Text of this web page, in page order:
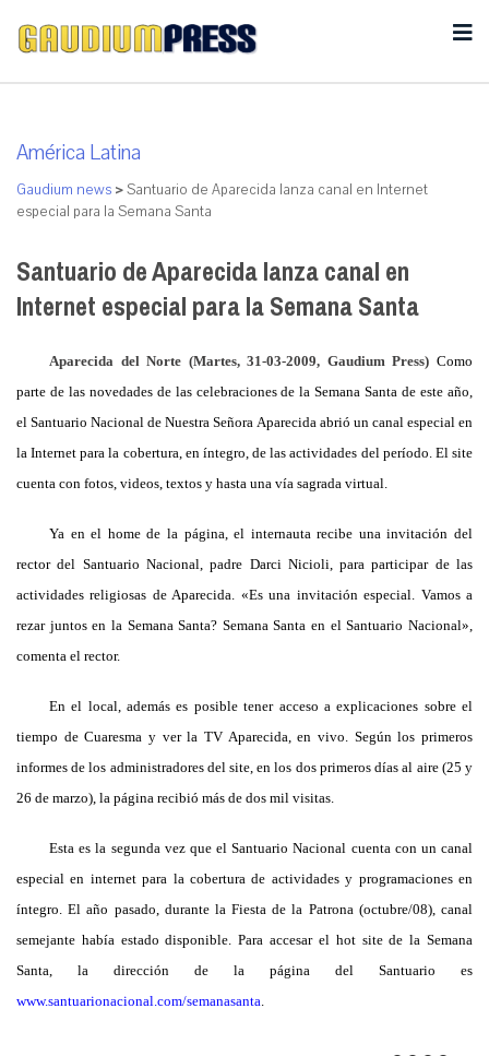
América Latina
Gaudium news >Santuario de Aparecida lanza canal en Internet
especial para la Semana Santa
Santuario de Aparecida lanza canal en
Internet especial para la Semana Santa
Aparecida del Norte (Martes, 31-03-2009, Gaudium Press) Como
parte de las novedades de las celebraciones dela Semana Santa de este año,
el Santuario Nacional de Nuestra Señora Aparecida abrió un canal especial en
la Internet para la cobertura, en íntegro, de las actividades del período. El site
cuenta con fotos, videos, textos y hasta una vía sagrada virtual.
Ya en el home de la página, el internauta recibe una invitación del
rector del Santuario Nacional, padre Darci Nicioli, para participar de las
actividades religiosas de Aparecida. «Es una invitación especial. Vamos a
rezar juntos en la Semana Santa? Semana Santa en el Santuario Nacional»,
comenta el rector.
En el local, además es posible tener acceso a explicaciones sobre el
tiempo de Cuaresma y verla TV Aparecida, en vivo. Según los primeros
informes de los administradores del site, en los dos primeros días al aire (25 y
26 de marzo), la página recibió más de dos mil visitas.
Esta es la segunda vez que el Santuario Nacional cuenta con un canal
especial en internet para la cobertura de actividades y programaciones en
íntegro. El año pasado, durante la Fiesta dela Patrona(octubre/08), canal
semejante había estado disponible. Para accesar el hot site dela Semana
Santa, la dirección de la página del Santuario es
www.santuarionacional.com/semanasanta.